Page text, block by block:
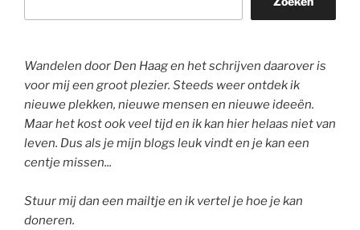
Wandelen door Den Haag en het schrijven daarover is
voor mij een groot plezier. Steeds weer ontdek ik
nieuwe plekken, nieuwe mensen en nieuwe ideeën.
Maar het kost ook veel tijd en ik kan hier helaas niet van
leven. Dus als je mijn blogs leuk vindt en je kan een
centje missen...
Stuur mij dan een mailtje en ik vertel je hoe je kan
doneren.